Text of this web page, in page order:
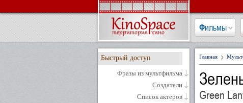
Фильмы
Быстрый доступ
Фразы из мультфильма
Создатели
Список актеров
Главная
Green